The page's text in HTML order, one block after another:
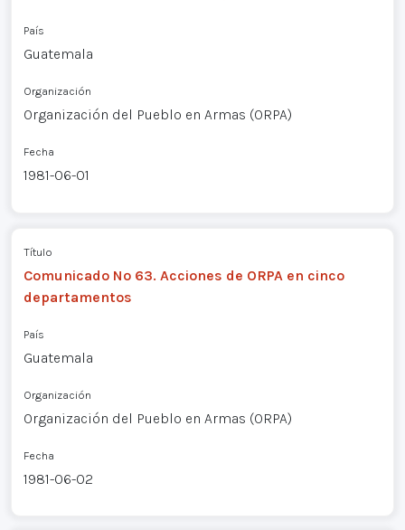
País
Guatemala
Organización
Organización del Pueblo en Armas (ORPA)
Fecha
1981-06-01
Título
Comunicado Nº 63. Acciones de ORPA en cinco
departamentos
País
Guatemala
Organización
Organización del Pueblo en Armas (ORPA)
Fecha
1981-06-02